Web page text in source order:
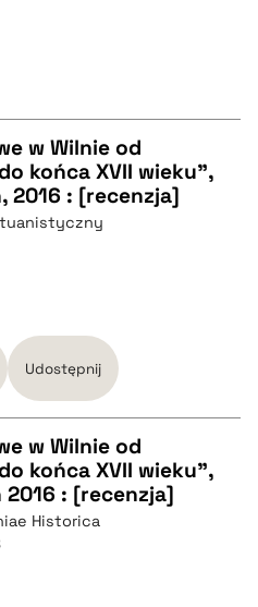
w Wilnie od
końca XVII wieku",
2016 : [recenzja]
Udostępnij
w Wilnie od
końca XVII wieku",
2016 : [recenzja]
Historica